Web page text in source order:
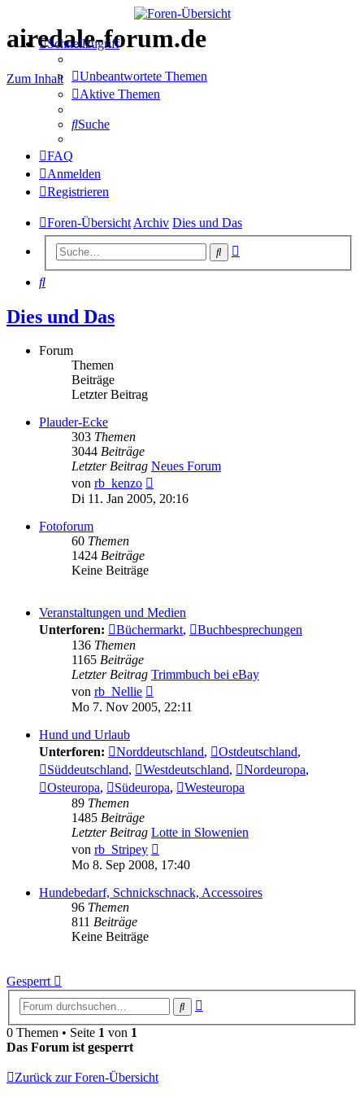
airedale-forum.de
Zum Inhalt
Schnellzugriff
Unbeantwortete Themen
Aktive Themen
Suche
FAQ
Anmelden
Registrieren
Foren-Übersicht Archiv Dies und Das
Suche
Suche
Dies und Das
Forum
Themen
Beiträge
Letzter Beitrag
Plauder-Ecke
303 Themen
3044 Beiträge
Letzter Beitrag Neues Forum
von rb_kenzo
Beitrag
Di 11. Jan 2005, 20:16
Fotoforum
60 Themen
1424 Beiträge
Keine Beiträge
Veranstaltungen und Medien
Unterforen:
Büchermarkt,
Buchbesprechungen
136 Themen
1165 Beiträge
Letzter Beitrag Trimmbuch bei eBay
von rb_Nellie
Beitrag
Mo 7. Nov 2005, 22:11
Hund und Urlaub
Unterforen:
Norddeutschland, Ostdeutschland,
Süddeutschland, Westdeutschland, Nordeuropa,
Osteuropa, Südeuropa,
Westeuropa
89 Themen
1485 Beiträge
Letzter Beitrag Lotte in Slowenien
von rb_Stripey
Beitrag
Mo 8. Sep 2008, 17:40
Hundebedarf, Schnickschnack, Accessoires
96 Themen
811 Beiträge
Keine Beiträge
Gesperrt
Suche
0 Themen • Seite 1 von 1
Das Forum ist gesperrt
Zurück zur Foren-Übersicht